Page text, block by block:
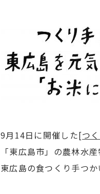
9月14日に開催した[つ
「東広島市」の農林水
東広島の食つくり手つ